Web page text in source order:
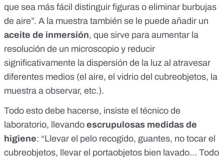
que sea más fácil distinguir figuras o eliminar burbujas
de aire”. A la muestra también se le puede añadir un
aceite de inmersión, que sirve para aumentar la
resolución de un microscopio y reducir
significativamente la dispersión de la luz al atravesar
diferentes medios (el aire, el vidrio del cubreobjetos, la
muestra a observar, etc.).
Todo esto debe hacerse, insiste el técnico de
laboratorio, llevando escrupulosas medidas de
higiene: “Llevar el pelo recogido, guantes, no tocar el
cubreobjetos, llevar el portaobjetos bien lavado… Todo